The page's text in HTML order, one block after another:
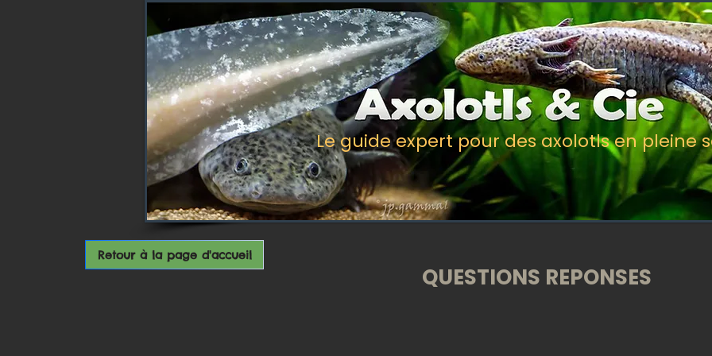
Le guide expert pour des axolotls en pleine
QUESTIONS REPONSES
Retour à la page d'accueil